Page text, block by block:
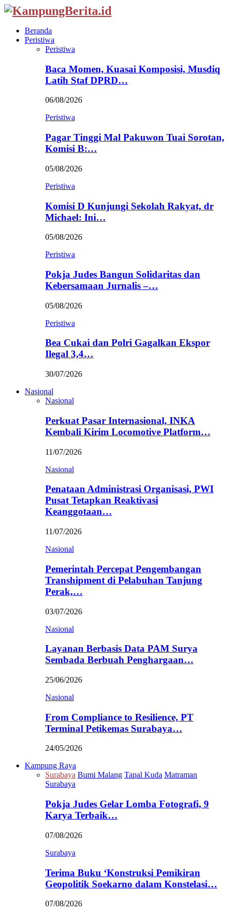
Beranda
Peristiwa
Peristiwa
Baca Momen, Kuasai Komposisi, Musdiq
Latih Staf DPRD…
06/08/2026
Peristiwa
Pagar Tinggi Mal Pakuwon Tuai Sorotan,
Komisi B:…
05/08/2026
Peristiwa
Komisi D Kunjungi Sekolah Rakyat, dr
Michael: Ini…
05/08/2026
Peristiwa
Pokja Judes Bangun Solidaritas dan
Kebersamaan Jurnalis –…
05/08/2026
Peristiwa
Bea Cukai dan Polri Gagalkan Ekspor
Ilegal 3,4…
30/07/2026
Nasional
Nasional
Perkuat Pasar Internasional, INKA
Kembali Kirim Locomotive Platform…
11/07/2026
Nasional
Penataan Administrasi Organisasi, PWI
Pusat Tetapkan Reaktivasi
Keanggotaan…
11/07/2026
Nasional
Pemerintah Percepat Pengembangan
Transhipment di Pelabuhan Tanjung
Perak,…
03/07/2026
Nasional
Layanan Berbasis Data PAM Surya
Sembada Berbuah Penghargaan…
25/06/2026
Nasional
From Compliance to Resilience, PT
Terminal Petikemas Surabaya…
24/05/2026
Kampung Raya
Surabaya Bumi Malang Tapal Kuda Matraman
Surabaya
Pokja Judes Gelar Lomba Fotografi, 9
Karya Terbaik…
07/08/2026
Surabaya
Terima Buku ‘Konstruksi Pemikiran
Geopolitik Soekarno dalam Konstelasi…
07/08/2026